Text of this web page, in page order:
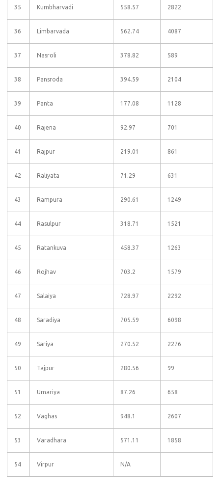
35 Kumbharvadi 558.57 2822
36 Limbarvada 562.74 4087
37 Nasroli 378.82 589
38 Pansroda 394.59 2104
39 Panta 177.08 1128
40 Rajena 92.97 701
41 Rajpur 219.01 861
42 Raliyata 71.29 631
43 Rampura 290.61 1249
44 Rasulpur 318.71 1521
45 Ratankuva 458.37 1263
46 Rojhav 703.2 1579
47 Salaiya 728.97 2292
48 Saradiya 705.59 6098
49 Sariya 270.52 2276
50 Tajpur 280.56 99
51 Umariya 87.26 658
52 Vaghas 948.1 2607
53 Varadhara 571.11 1858
54 Virpur N/A